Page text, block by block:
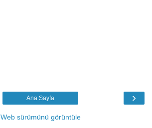
›
Ana Sayfa
Web sürümünü görüntüle